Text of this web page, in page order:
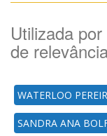
Utilizada
de
WATERLOO
SANDRA ANA